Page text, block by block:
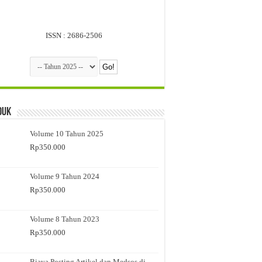
ISSN : 2686-2506
Volume 10 Tahun 2025
Rp350.000
Volume 9 Tahun 2024
Rp350.000
Volume 8 Tahun 2023
Rp350.000